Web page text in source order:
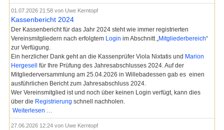
Mitgliederversammlung
01.07.2026 21:58 von Uwe Kerntopf
Kassenbericht 2024
Der Kassenbericht für das Jahr 2024 steht wie immer registrierten
Vereinsmitgliedern nach erfolgtem Login im Abschnitt „Mitgliederbereich“
zur Verfügung.
Ein herzlicher Dank geht an die Kassenprüfer Viola Nixtatis und Marion
Hergesell
für Ihre Prüfung des Jahresabschlusses 2024. Auf der
Mitgliederversammlung am 25.04.2026 in Willebadessen gab es einen
ausführlichen Bericht zum Jahresabschluss 2024.
Wer Vereinsmitglied ist und noch über keinen Login verfügt, kann dies
über die Registrierung schnell nachholen.
Weiterlesen …
2024
27.06.2026 12:24 von Uwe Kerntopf